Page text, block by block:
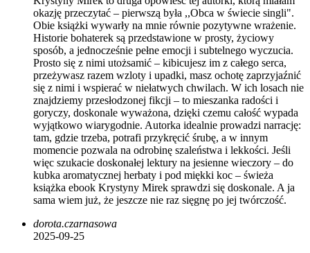
okazję przeczytać – pierwszą była ,,Obca w świecie singli".
Obie książki wywarły na mnie równie pozytywne wrażenie.
Historie bohaterek są przedstawione w prosty, życiowy
sposób, a jednocześnie pełne emocji i subtelnego wyczucia.
Prosto się z nimi utożsamić – kibicujesz im z całego serca,
przeżywasz razem wzloty i upadki, masz ochotę zaprzyjaźnić
się z nimi i wspierać w niełatwych chwilach. W ich losach nie
znajdziemy przesłodzonej fikcji – to mieszanka radości i
goryczy, doskonale wyważona, dzięki czemu całość wypada
wyjątkowo wiarygodnie. Autorka idealnie prowadzi narrację:
tam, gdzie trzeba, potrafi przykręcić śrubę, a w innym
momencie pozwala na odrobinę szaleństwa i lekkości. Jeśli
więc szukacie doskonałej lektury na jesienne wieczory – do
kubka aromatycznej herbaty i pod miękki koc – świeża
książka ebook Krystyny Mirek sprawdzi się doskonale. A ja
sama wiem już, że jeszcze nie raz sięgnę po jej twórczość.
dorota.czarnasowa
2025-09-25